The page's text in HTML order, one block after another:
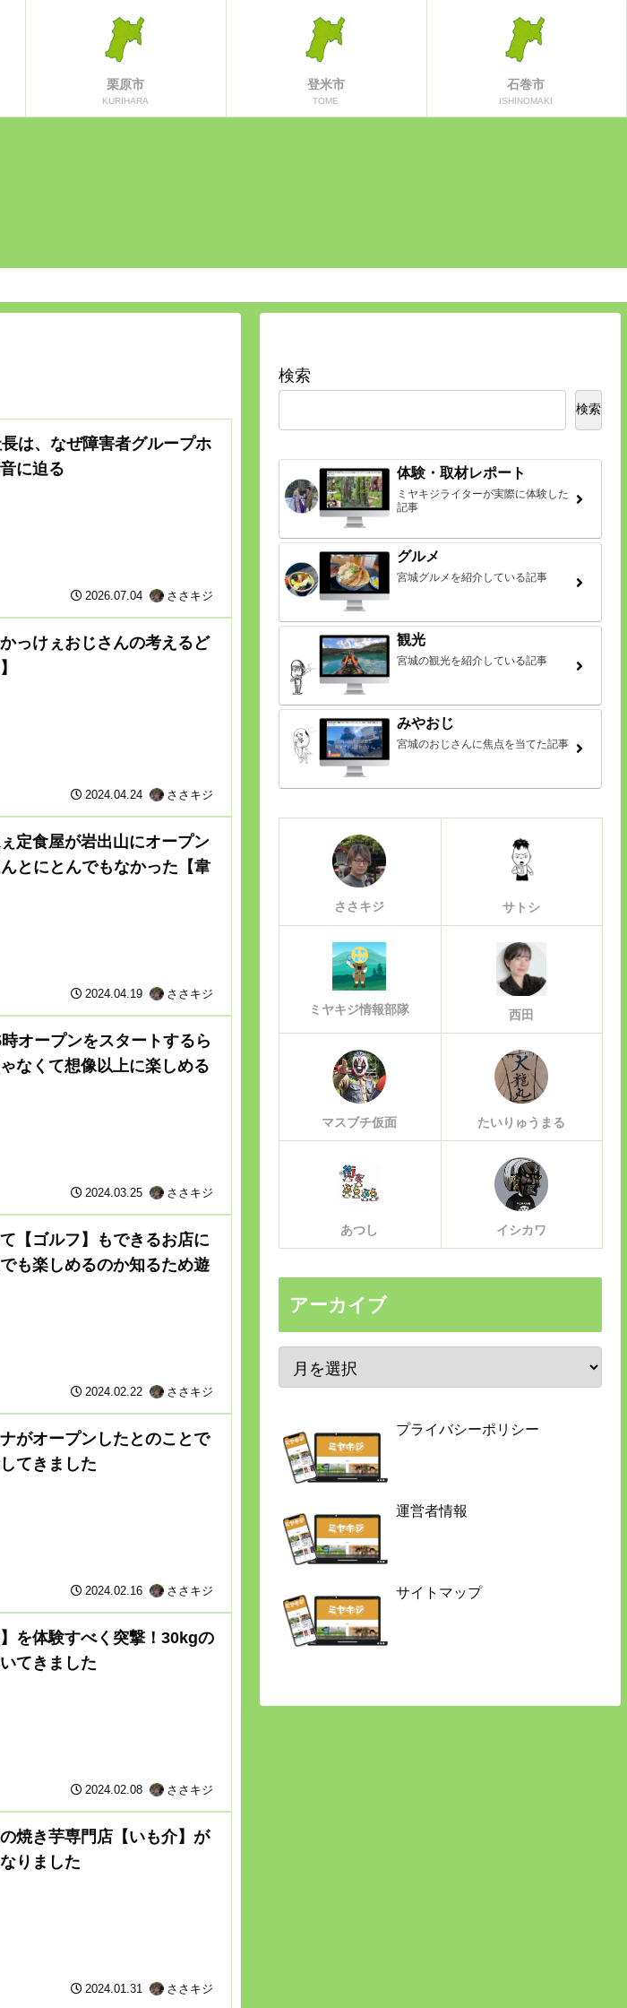
栗原市
KURIHARA
登米市
TOME
石巻市
ISHINOMAKI
は、なぜ障害者グループホ
に迫る
2026.07.04 ささキジ
っけぇおじさんの考えるど
2024.04.24 ささキジ
定食屋が岩出山にオープン
とにとんでもなかった【韋
2024.04.19 ささキジ
オープンをスタートするら
なくて想像以上に楽しめる
2024.03.25 ささキジ
【ゴルフ】もできるお店に
も楽しめるのか知るため遊
2024.02.22 ささキジ
がオープンしたとのことで
てきました
2024.02.16 ささキジ
を体験すべく突撃！30kgの
てきました
2024.02.08 ささキジ
焼き芋専門店【いも介】が
りました
2024.01.31 ささキジ
検索
検索
体験・取材レポート
ミヤキジライターが実際に体験した
記事
グルメ
宮城グルメを紹介している記事
観光
宮城の観光を紹介している記事
みやおじ
宮城のおじさんに焦点を当てた記事
ささキジ サトシ
ミヤキジ情報部隊 西田
マスブチ仮面 たいりゅうまる
あつし イシカワ
アーカイブ
プライバシーポリシー
運営者情報
サイトマップ